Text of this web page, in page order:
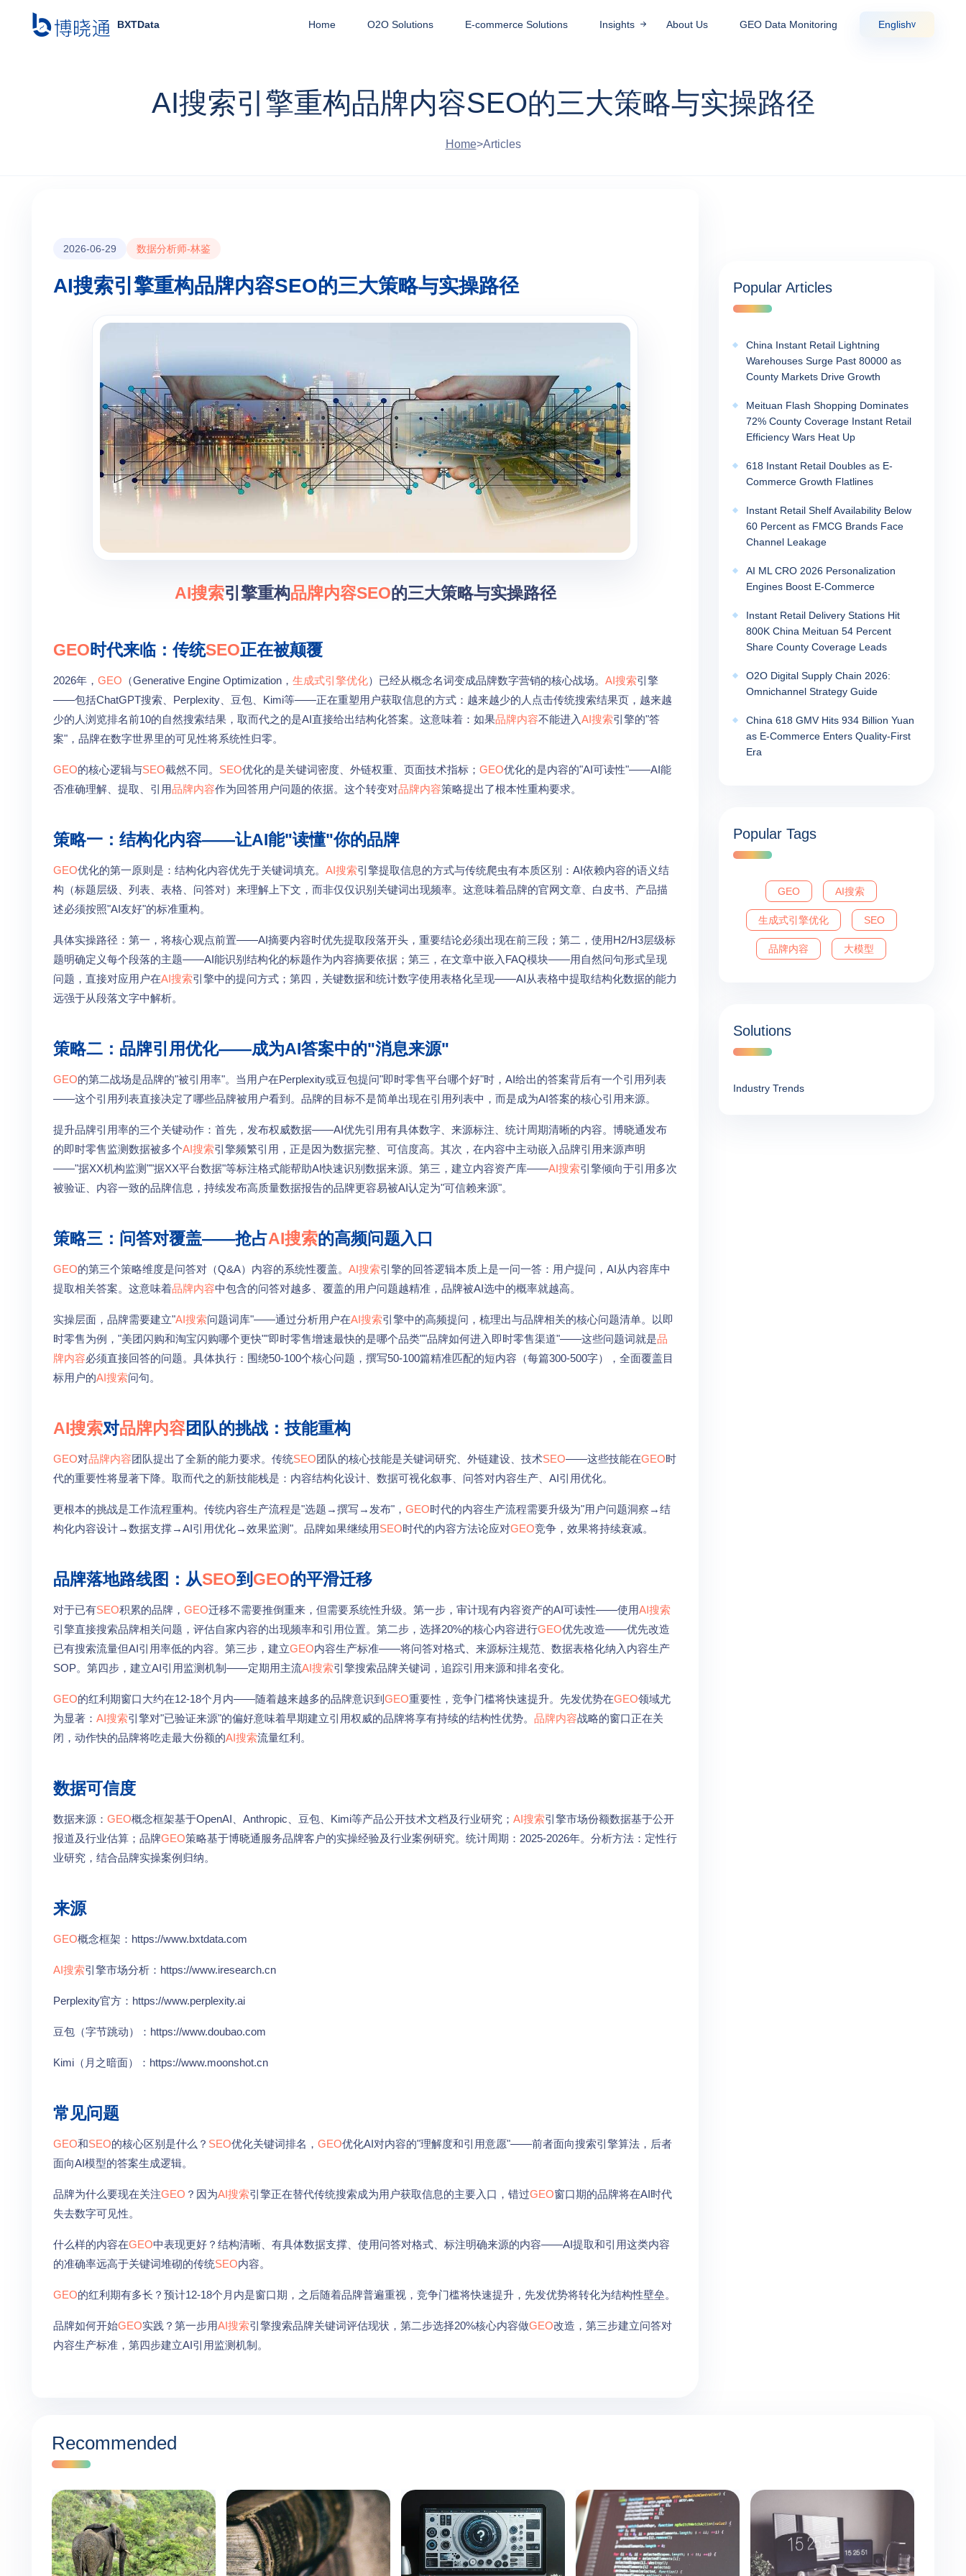
BXTData Home O2O Solutions E-commerce Solutions Insights About Us GEO Data Monitoring Englishv
AI搜索引擎重构品牌内容SEO的三大策略与实操路径
Home>Articles
2026-06-29 数据分析师-林鉴
AI搜索引擎重构品牌内容SEO的三大策略与实操路径
AI搜索引擎重构品牌内容SEO的三大策略与实操路径
GEO 时代来临：传统SEO正在被颠覆
2026年， GEO （Generative Engine Optimization， 生成式引擎优化）已经从概念名词变成品牌数字营销的核心战场。 AI搜索引擎
——包括ChatGPT搜索、Perplexity、豆包、Kimi等——正在重塑用户获取信息的方式：越来越少的人点击传统搜索结果页，越来越
少的人浏览排名前10的自然搜索结果，取而代之的是AI直接给出结构化答案。这意味着：如果品牌内容不能进入AI搜索引擎的"答
案"，品牌在数字世界里的可见性将系统性归零。
GEO的核心逻辑与SEO截然不同。 SEO优化的是关键词密度、外链权重、页面技术指标； GEO优化的是内容的"AI可读性"——AI能
否准确理解、提取、引用品牌内容作为回答用户问题的依据。这个转变对品牌内容策略提出了根本性重构要求。
策略一：结构化内容——让AI能"读懂"你的品牌
GEO优化的第一原则是：结构化内容优先于关键词填充。 AI搜索引擎提取信息的方式与传统爬虫有本质区别：AI依赖内容的语义结
构（标题层级、列表、表格、问答对）来理解上下文，而非仅仅识别关键词出现频率。这意味着品牌的官网文章、白皮书、产品描
述必须按照"AI友好"的标准重构。
具体实操路径：第一，将核心观点前置——AI摘要内容时优先提取段落开头，重要结论必须出现在前三段；第二，使用H2/H3层级标
题明确定义每个段落的主题——AI能识别结构化的标题作为内容摘要依据；第三，在文章中嵌入FAQ模块——用自然问句形式呈现
问题，直接对应用户在AI搜索引擎中的提问方式；第四，关键数据和统计数字使用表格化呈现——AI从表格中提取结构化数据的能力
远强于从段落文字中解析。
策略二：品牌引用优化——成为AI答案中的"消息来源"
GEO的第二战场是品牌的"被引用率"。当用户在Perplexity或豆包提问"即时零售平台哪个好"时，AI给出的答案背后有一个引用列表
——这个引用列表直接决定了哪些品牌被用户看到。品牌的目标不是简单出现在引用列表中，而是成为AI答案的核心引用来源。
提升品牌引用率的三个关键动作：首先，发布权威数据——AI优先引用有具体数字、来源标注、统计周期清晰的内容。博晓通发布
的即时零售监测数据被多个AI搜索引擎频繁引用，正是因为数据完整、可信度高。其次，在内容中主动嵌入品牌引用来源声明
——"据XX机构监测""据XX平台数据"等标注格式能帮助AI快速识别数据来源。第三，建立内容资产库——AI搜索引擎倾向于引用多次
被验证、内容一致的品牌信息，持续发布高质量数据报告的品牌更容易被AI认定为"可信赖来源"。
策略三：问答对覆盖——抢占AI搜索的高频问题入口
GEO的第三个策略维度是问答对（Q&A）内容的系统性覆盖。 AI搜索引擎的回答逻辑本质上是一问一答：用户提问，AI从内容库中
提取相关答案。这意味着品牌内容中包含的问答对越多、覆盖的用户问题越精准，品牌被AI选中的概率就越高。
实操层面，品牌需要建立"AI搜索问题词库"——通过分析用户在AI搜索引擎中的高频提问，梳理出与品牌相关的核心问题清单。以即
时零售为例，"美团闪购和淘宝闪购哪个更快""即时零售增速最快的是哪个品类""品牌如何进入即时零售渠道"——这些问题词就是品
牌内容必须直接回答的问题。具体执行：围绕50-100个核心问题，撰写50-100篇精准匹配的短内容（每篇300-500字），全面覆盖目
标用户的AI搜索问句。
AI搜索对品牌内容团队的挑战：技能重构
GEO对品牌内容团队提出了全新的能力要求。传统SEO团队的核心技能是关键词研究、外链建设、技术SEO——这些技能在GEO时
代的重要性将显著下降。取而代之的新技能栈是：内容结构化设计、数据可视化叙事、问答对内容生产、AI引用优化。
更根本的挑战是工作流程重构。传统内容生产流程是"选题→撰写→发布"， GEO时代的内容生产流程需要升级为"用户问题洞察→结
构化内容设计→数据支撑→AI引用优化→效果监测"。品牌如果继续用SEO时代的内容方法论应对GEO竞争，效果将持续衰减。
品牌落地路线图：从SEO到 GEO的平滑迁移
对于已有SEO积累的品牌， GEO迁移不需要推倒重来，但需要系统性升级。第一步，审计现有内容资产的AI可读性——使用AI搜索
引擎直接搜索品牌相关问题，评估自家内容的出现频率和引用位置。第二步，选择20%的核心内容进行GEO优先改造——优先改造
已有搜索流量但AI引用率低的内容。第三步，建立GEO内容生产标准——将问答对格式、来源标注规范、数据表格化纳入内容生产
SOP。第四步，建立AI引用监测机制——定期用主流AI搜索引擎搜索品牌关键词，追踪引用来源和排名变化。
GEO的红利期窗口大约在12-18个月内——随着越来越多的品牌意识到 GEO重要性，竞争门槛将快速提升。先发优势在GEO领域尤
为显著： AI搜索引擎对"已验证来源"的偏好意味着早期建立引用权威的品牌将享有持续的结构性优势。 品牌内容战略的窗口正在关
闭，动作快的品牌将吃走最大份额的AI搜索流量红利。
数据可信度
数据来源： GEO概念框架基于OpenAI、Anthropic、豆包、Kimi等产品公开技术文档及行业研究； AI搜索引擎市场份额数据基于公开
报道及行业估算；品牌GEO策略基于博晓通服务品牌客户的实操经验及行业案例研究。统计周期：2025-2026年。分析方法：定性行
业研究，结合品牌实操案例归纳。
来源
GEO概念框架：https://www.bxtdata.com
AI搜索引擎市场分析：https://www.iresearch.cn
Perplexity官方：https://www.perplexity.ai
豆包（字节跳动）：https://www.doubao.com
Kimi（月之暗面）：https://www.moonshot.cn
常见问题
GEO和SEO的核心区别是什么？ SEO优化关键词排名， GEO优化AI对内容的"理解度和引用意愿"——前者面向搜索引擎算法，后者
面向AI模型的答案生成逻辑。
品牌为什么要现在关注GEO ？因为AI搜索引擎正在替代传统搜索成为用户获取信息的主要入口，错过GEO窗口期的品牌将在AI时代
失去数字可见性。
什么样的内容在GEO中表现更好？结构清晰、有具体数据支撑、使用问答对格式、标注明确来源的内容——AI提取和引用这类内容
的准确率远高于关键词堆砌的传统SEO内容。
GEO的红利期有多长？预计12-18个月内是窗口期，之后随着品牌普遍重视，竞争门槛将快速提升，先发优势将转化为结构性壁垒。
品牌如何开始GEO实践？第一步用AI搜索引擎搜索品牌关键词评估现状，第二步选择20%核心内容做GEO改造，第三步建立问答对
内容生产标准，第四步建立AI引用监测机制。
Popular Articles
China Instant Retail Lightning
Warehouses Surge Past 80000 as
County Markets Drive Growth
Meituan Flash Shopping Dominates
72% County Coverage Instant Retail
Efficiency Wars Heat Up
618 Instant Retail Doubles as E-
Commerce Growth Flatlines
Instant Retail Shelf Availability Below
60 Percent as FMCG Brands Face
Channel Leakage
AI ML CRO 2026 Personalization
Engines Boost E-Commerce
Instant Retail Delivery Stations Hit
800K China Meituan 54 Percent
Share County Coverage Leads
O2O Digital Supply Chain 2026:
Omnichannel Strategy Guide
China 618 GMV Hits 934 Billion Yuan
as E-Commerce Enters Quality-First
Era
Popular Tags
GEO AI搜索
生成式引擎优化 SEO
品牌内容 大模型
Solutions
Industry Trends
Recommended